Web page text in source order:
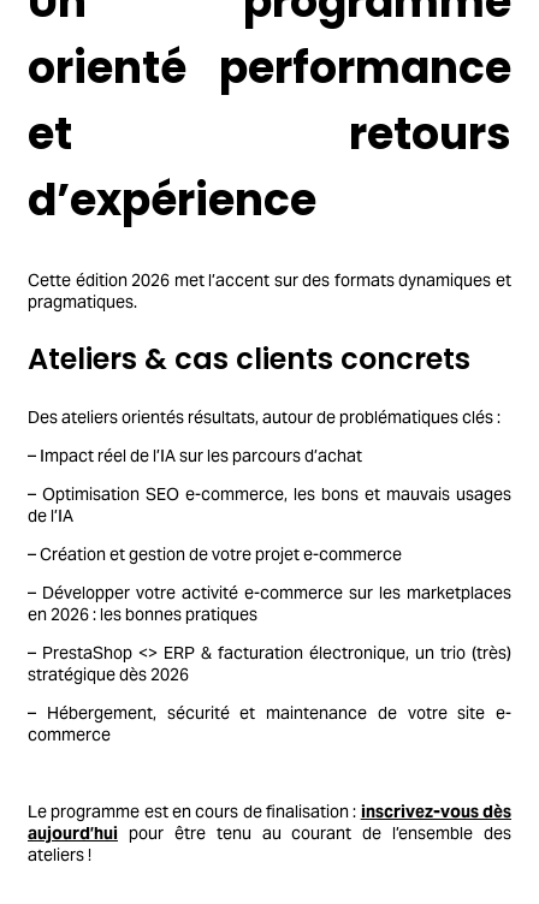
orienté performance
et retours
d’expérience
Cette édition 2026 met l’accent sur des formats dynamiques et
pragmatiques.
Ateliers & cas clients concrets
Des ateliers orientés résultats, autour de problématiques clés :
– Impact réel de l’IA sur les parcours d’achat
– Optimisation SEO e-commerce, les bons et mauvais usages
de l’IA
– Création et gestion de votre projet e-commerce
– Développer votre activité e-commerce sur les marketplaces
en 2026 : les bonnes pratiques
– PrestaShop <> ERP & facturation électronique, un trio (très)
stratégique dès 2026
– Hébergement, sécurité et maintenance de votre site e-
commerce
Le programme est en cours de finalisation : inscrivez-vous dès
aujourd’hui pour être tenu au courant de l’ensemble des
ateliers !